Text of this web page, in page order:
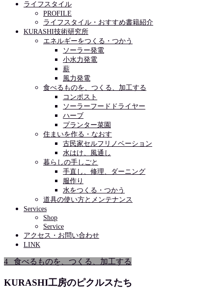
ライフスタイル
PROFILE
ライフスタイル・おすすめ書籍紹介
KURASHI技術研究所
エネルギーをつくる・つかう
ソーラー発電
小水力発電
薪
風力発電
食べるものを、つくる、加工する
コンポスト
ソーラーフードドライヤー
ハーブ
プランター菜園
住まいを作る・なおす
古民家セルフリノベーション
水はけ、風通し
暮らしの手しごと
手直し、修理、ダーニング
服作り
水をつくる・つかう
道具の使い方とメンテナンス
Services
Shop
Service
アクセス・お問い合わせ
LINK
4 _食べるものを、つくる、加工する
KURASHI工房のピクルスたち